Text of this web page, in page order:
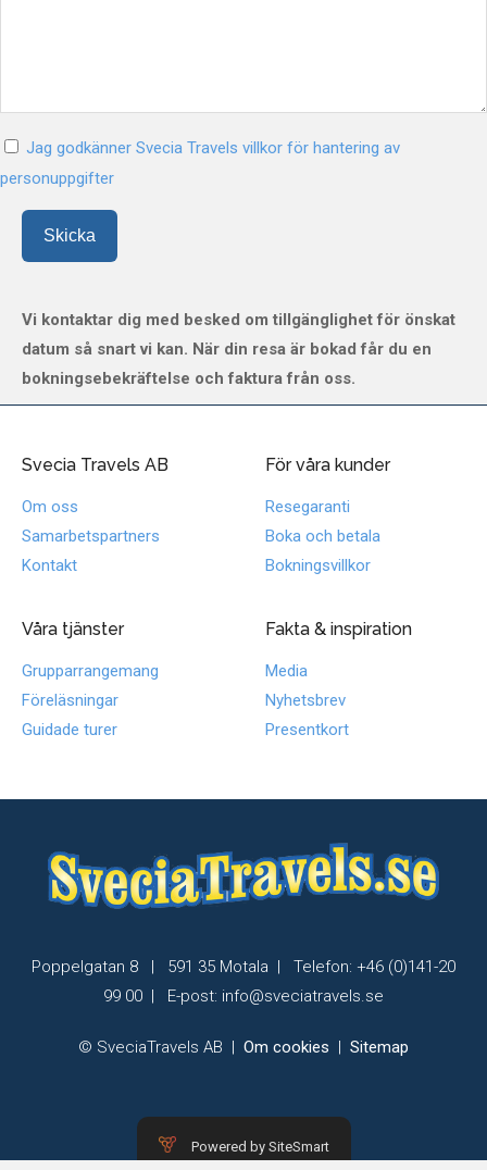
Jag godkänner Svecia Travels villkor för hantering av
personuppgifter
Skicka
Vi kontaktar dig med besked om tillgänglighet för önskat
datum så snart vi kan. När din resa är bokad får du en
bokningsebekräftelse och faktura från oss.
Svecia Travels AB
Om oss
Samarbetspartners
Kontakt
För våra kunder
Resegaranti
Boka och betala
Bokningsvillkor
Våra tjänster
Grupparrangemang
Föreläsningar
Guidade turer
Fakta & inspiration
Media
Nyhetsbrev
Presentkort
Poppelgatan 8 | 591 35 Motala | Telefon: +46 (0)141-20
99 00 | E-post: info@sveciatravels.se
© SveciaTravels AB | Om cookies | Sitemap
Powered by SiteSmart